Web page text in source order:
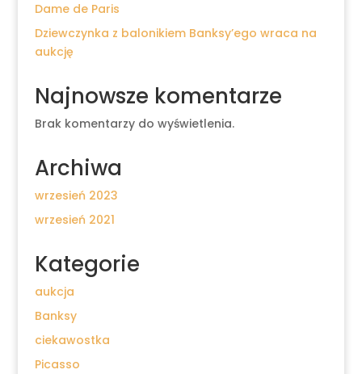
Dame de Paris
Dziewczynka z balonikiem Banksy’ego wraca na
aukcję
Najnowsze komentarze
Brak komentarzy do wyświetlenia.
Archiwa
wrzesień 2023
wrzesień 2021
Kategorie
aukcja
Banksy
ciekawostka
Picasso